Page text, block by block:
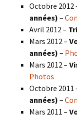
Octobre 2012
années) –
Avril 2012 –
Mars 2012 –
années) –
Mars 2012 –
Photos
Octobre 2011
années) –
Mars 2011 –